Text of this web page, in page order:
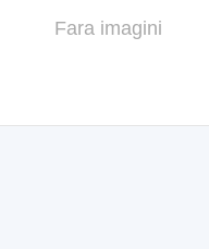
Fara imagini